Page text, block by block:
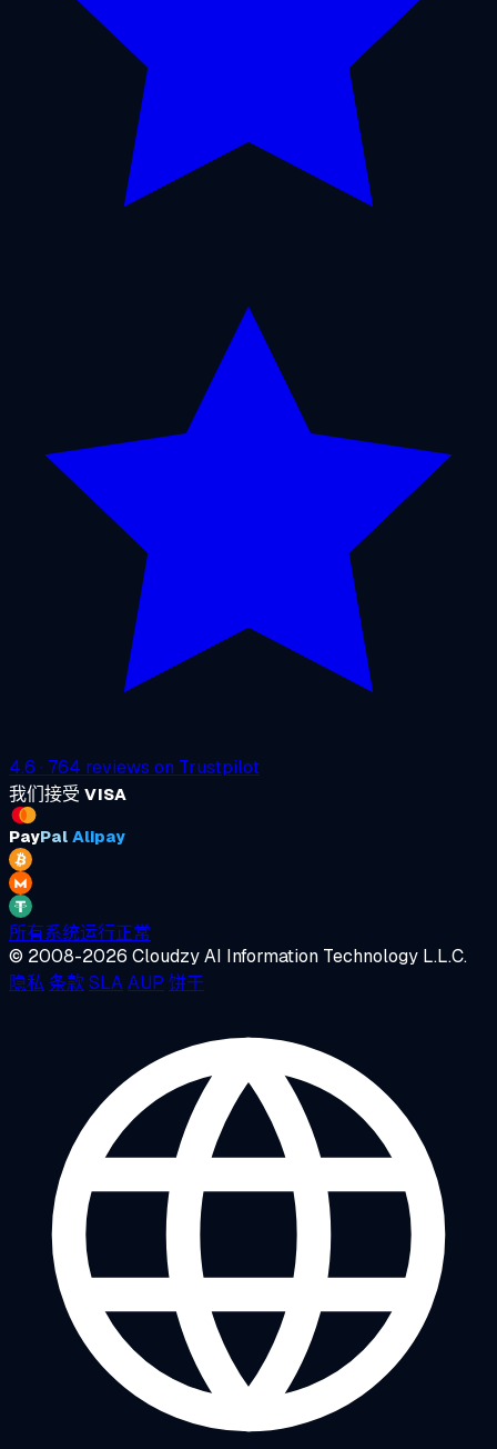
4.6 · 764 reviews on Trustpilot
我们接受 VISA
PayPal Alipay
所有系统运行正常
© 2008-2026 Cloudzy AI Information Technology L.L.C.
隐私 条款SLAAUP 饼干